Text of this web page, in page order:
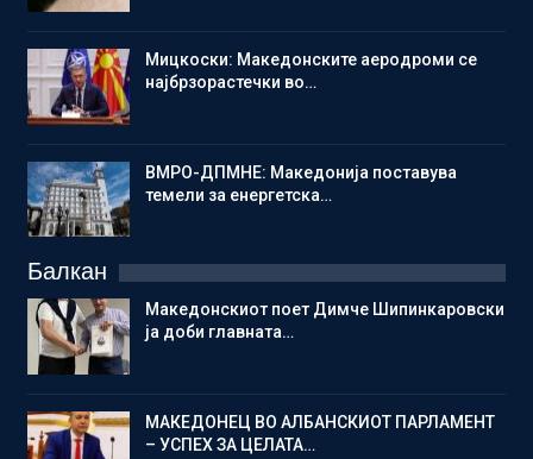
Мицкоски: Македонските аеродроми се
најбрзорастечки во…
ВМРО-ДПМНЕ: Македонија поставува
темели за енергетска…
Балкан
Македонскиот поет Димче Шипинкаровски
ја доби главната…
МАКЕДОНЕЦ ВО АЛБАНСКИОТ ПАРЛАМЕНТ
– УСПЕХ ЗА ЦЕЛАТА…